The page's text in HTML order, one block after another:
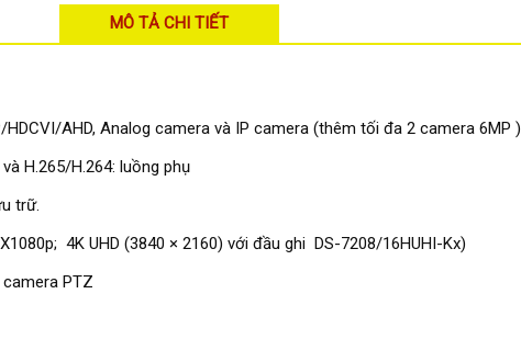
MÔ TẢ CHI TIẾT
AHD, Analog camera và IP camera (thêm tối đa 2 camera 6MP )
H.265/H.264: luồng phụ
trữ.
4K UHD (3840 × 2160) với đầu ghi DS-7208/16HUHI-Kx)
PTZ